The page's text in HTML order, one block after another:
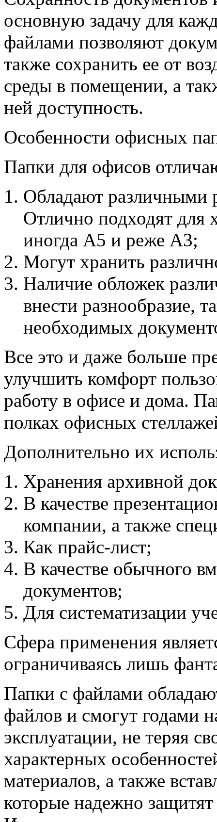
основную задачу для
файлами позволяют
также сохранить ее от
среды в помещении, а
ней доступность.
Особенности офисных
Папки для офисов
Обладают различными
Отлично подходят для
иногда А5 и реже А3;
Могут хранить
Наличие обложек
внести разнообразие,
необходимых
Все это и даже больше
улучшить комфорт
работу в офисе и дома.
полках офисных
Дополнительно их
Хранения архивной
В качестве
компании, а также
Как прайс-лист;
В качестве обычного
документов;
Для систематизации
Сфера применения
ограничиваясь лишь
Папки с файлами
файлов и смогут годами
эксплуатации, не теряя
характерных
материалов, а также
которые надежно